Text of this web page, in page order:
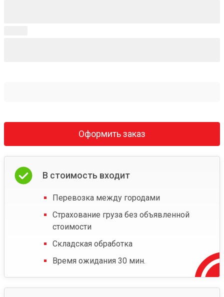
Оформить заказ
В стоимость входит
Перевозка между городами
Страхование груза без объявленной
стоимости
Складская обработка
Время ожидания 30 мин.